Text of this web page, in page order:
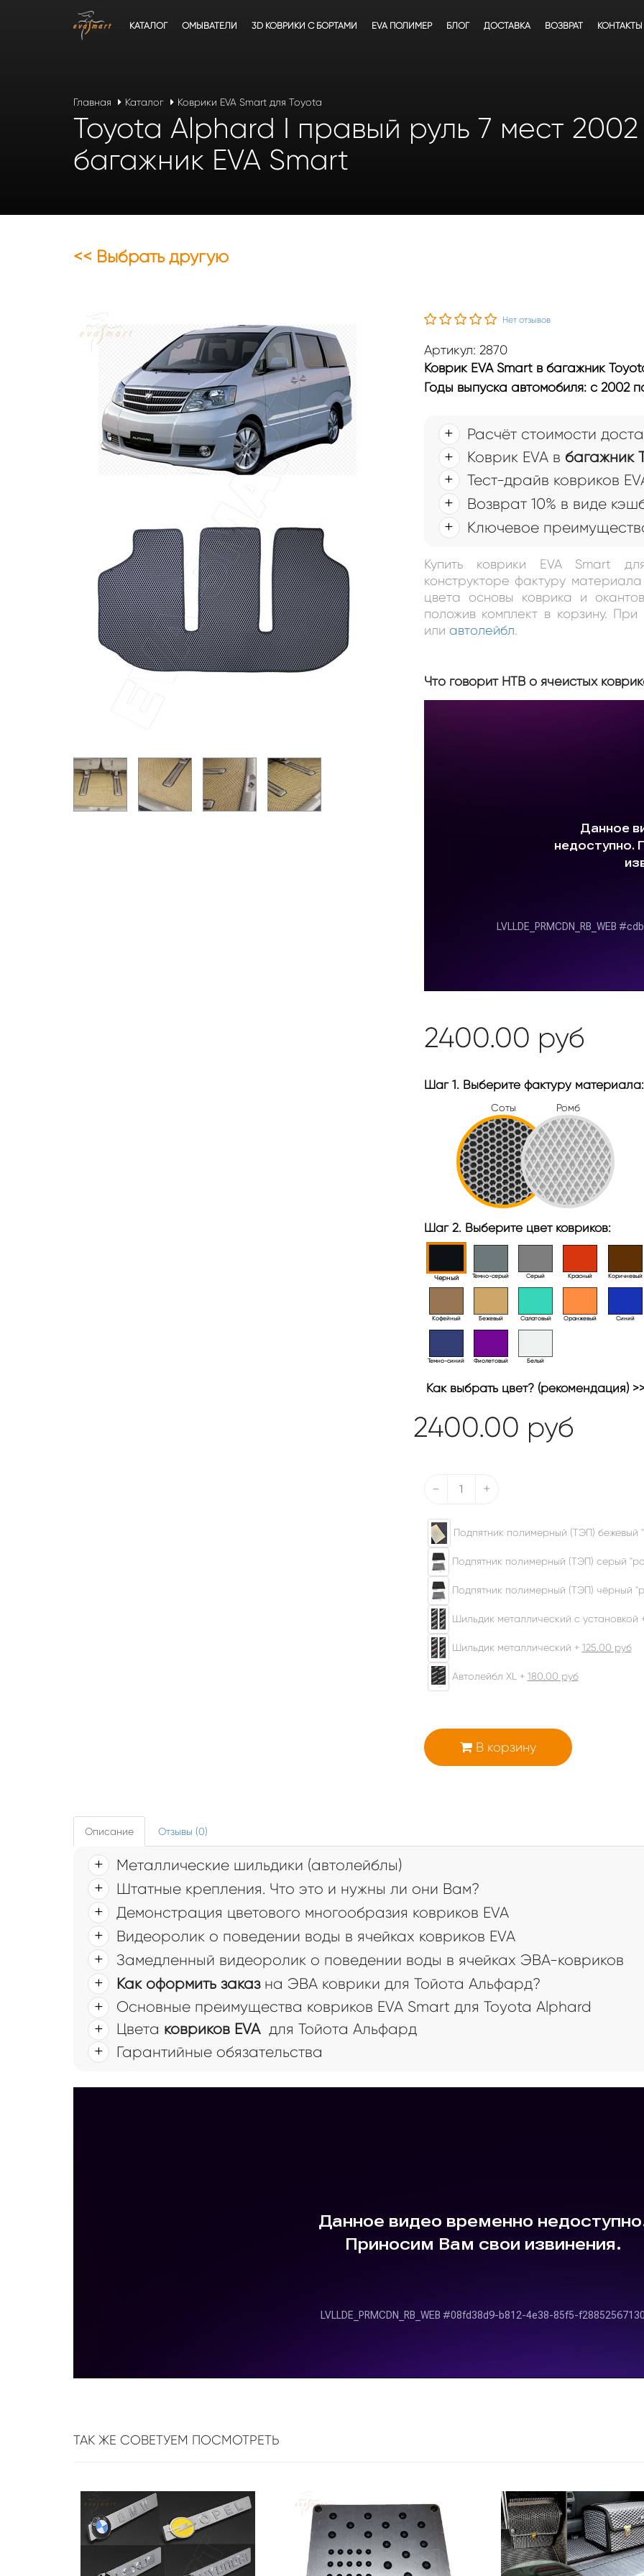
КАТАЛОГ ОМЫВАТЕЛИ 3D КОВРИКИ C БОРТАМИ EVA ПОЛИМЕР БЛОГ ДОСТАВКА ВОЗВРАТ КОНТАКТЫ
Главная Каталог Коврики EVA Smart для Toyota
Toyota Alphard I правый руль 7 мест
багажник EVA Smart
<< Выбрать другую
Нет отзывов
Артикул: 2870
Коврик EVA Smart в багажник
Годы выпуска автомобиля: с 2002
Расчёт стоимости
Коврик EVA в багажник
Тест-драйв ковриков
Возврат 10% в виде
Ключевое
Купить коврики EVA Smart
конструкторе фактуру
цвета основы коврика и
положив комплект в корзину.
или автолейбл.
Что говорит НТВ о ячеистых
2400.00 руб
Шаг 1. Выберите фактуру материала:
Соты Ромб
Шаг 2. Выберите цвет ковриков:
Черный Тёмно-серый Серый Красный Коричневый
Кофейный Бежевый Салатовый Оранжевый Синий
Темно-синий Фиолетовый Белый
Как выбрать цвет? (рекомендация)
2400.00 руб
- +
Подпятник полимерный (ТЭП) бежевый
Подпятник полимерный (ТЭП) серый
Подпятник полимерный (ТЭП) чёрный
Шильдик металлический с установкой
Шильдик металлический + 125.00 руб
Автолейбл XL + 180.00 руб
В корзину
Описание Отзывы (0)
Металлические шильдики (автолейблы)
Штатные крепления. Что это и нужны ли они Вам?
Демонстрация цветового многообразия ковриков EVA
Видеоролик о поведении воды в ячейках ковриков EVA
Замедленный видеоролик о поведении воды в ячейках ЭВА-ковриков
Как оформить заказна ЭВА коврики для Тойота Альфард?
Основные преимущества ковриков EVA Smart для Toyota Alphard
Цвета ковриков EVAдля Тойота Альфард
Гарантийные обязательства
ТАК ЖЕ СОВЕТУЕМ ПОСМОТРЕТЬ